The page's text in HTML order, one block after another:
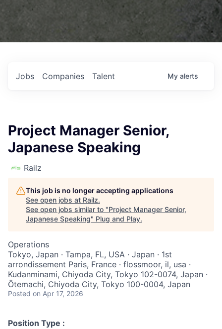
Jobs Companies Talent My alerts
Project Manager Senior,
Japanese Speaking
Railz
This job is no longer accepting applications
See open jobs at Railz.
See open jobs similar to "Project Manager Senior,
Japanese Speaking" Plug and Play.
Operations
Tokyo, Japan · Tampa, FL, USA · Japan · 1st
arrondissement Paris, France · flossmoor, il, usa ·
Kudanminami, Chiyoda City, Tokyo 102-0074, Japan ·
Ōtemachi, Chiyoda City, Tokyo 100-0004, Japan
Posted on Apr 17, 2026
Position Type :